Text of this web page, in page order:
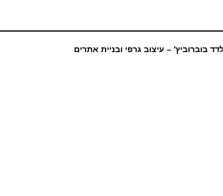
בוברוביץ' – עיצוב גרפי ובניית אתרים